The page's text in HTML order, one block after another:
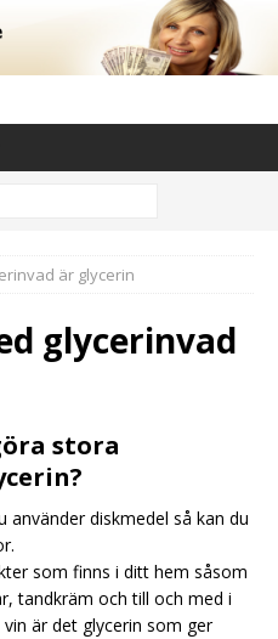
är glycerin
glycerinvad
stora
använder diskmedel så kan du
som finns i ditt hem såsom
tandkräm och till och med i
är det glycerin som ger